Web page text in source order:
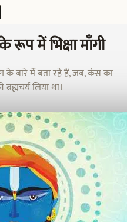
रूप में भिक्षा माँगी
बारे में बता रहे हैं, जब, कंस का
लिया था।